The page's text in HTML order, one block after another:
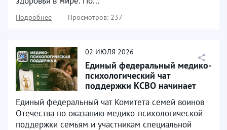
Подробнее Просмотров: 237
02 ИЮЛЯ 2026
Единый федеральный медико-
психологический чат
поддержки КСВО начинает
Единый федеральный чат Комитета семей воинов
Отечества по оказанию медико-психологической
поддержки семьям и участникам специальной